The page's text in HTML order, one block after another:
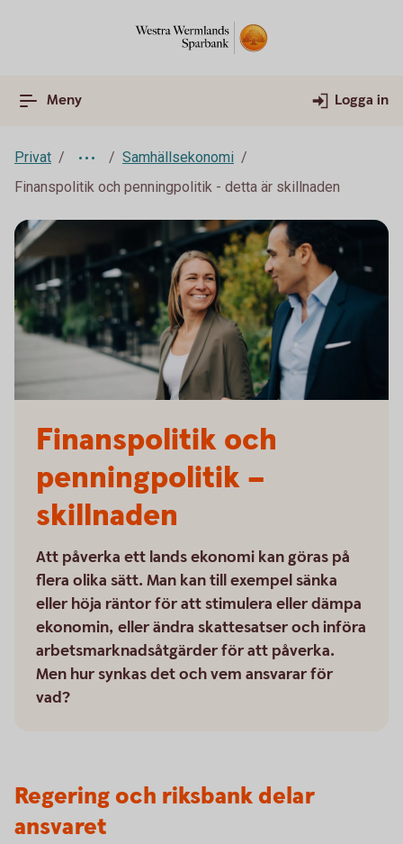
Meny Logga in
Privat
Samhällsekonomi
Finanspolitik och penningpolitik - detta är skillnaden
Finanspolitik och
penningpolitik –
skillnaden
Att påverka ett lands ekonomi kan göras på
flera olika sätt. Man kan till exempel sänka
eller höja räntor för att stimulera eller dämpa
ekonomin, eller ändra skattesatser och införa
arbetsmarknadsåtgärder för att påverka.
Men hur synkas det och vem ansvarar för
vad?
Regering och riksbank delar
ansvaret